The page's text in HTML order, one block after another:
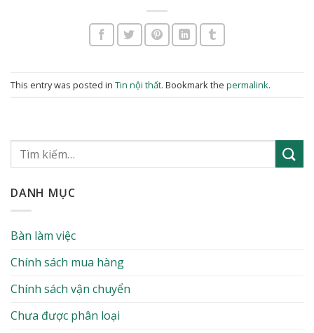
This entry was posted in Tin nội thất. Bookmark the permalink.
DANH MỤC
Bàn làm việc
Chính sách mua hàng
Chính sách vận chuyển
Chưa được phân loại